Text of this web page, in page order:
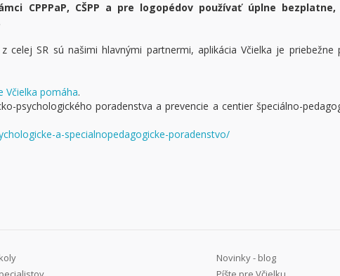
CPPPaP, CŠPP a pre logopédov používať úplne
celej SR sú našimi hlavnými partnermi, aplikácia Včielka je priebežne
Včielka pomáha.
psychologického poradenstva a prevencie a centier špeciálno-
a-specialnopedagogicke-poradenstvo/
Novinky - blog